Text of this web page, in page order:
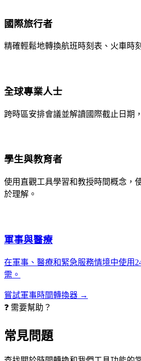
國際旅行者
精確輕鬆地轉換航班時刻表、火車時
全球專業人士
跨時區安排會議並解讀國際截止日期
學生與教育者
使用直觀工具學習和教授時間概念，
於理解。
軍事與醫療
在軍事、醫療和緊急服務情境中使用
需。
嘗試軍事時間轉換器 →
❓ 需要幫助？
常見問題